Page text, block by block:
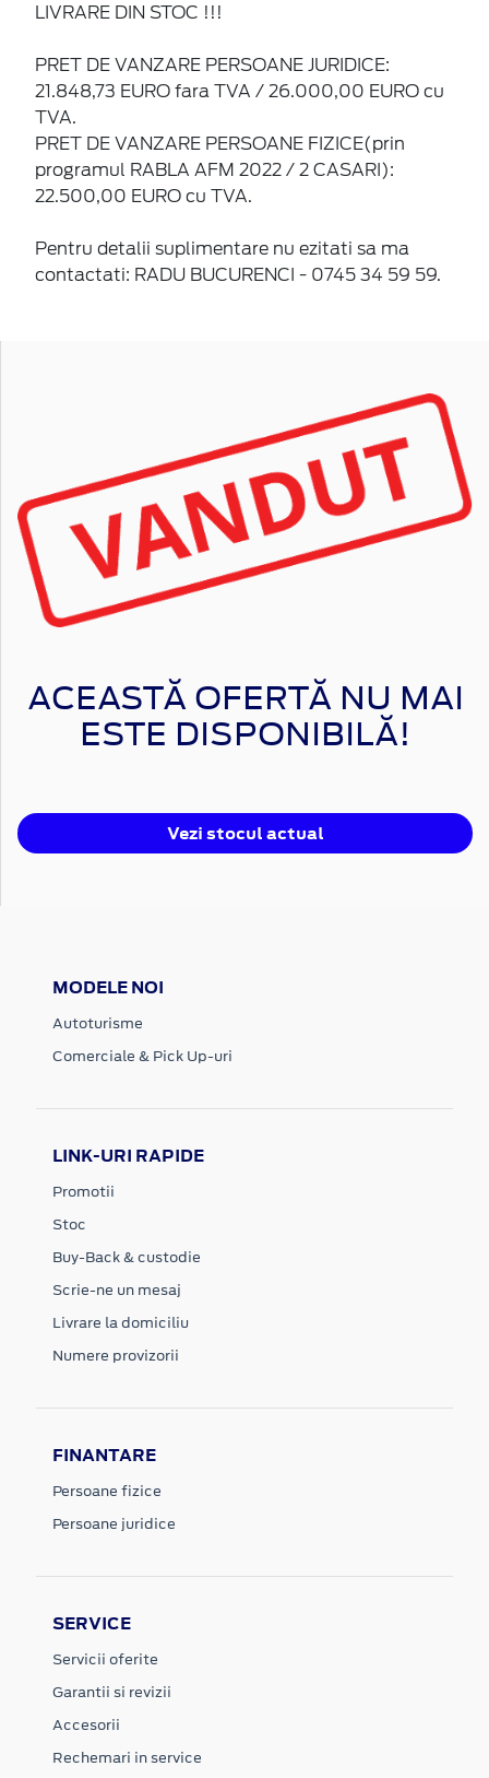
LIVRARE DIN STOC !!!
PRET DE VANZARE PERSOANE JURIDICE:
21.848,73 EURO fara TVA / 26.000,00 EURO cu
TVA.
PRET DE VANZARE PERSOANE FIZICE(prin
programul RABLA AFM 2022 / 2 CASARI):
22.500,00 EURO cu TVA.
Pentru detalii suplimentare nu ezitati sa ma
contactati: RADU BUCURENCI - 0745 34 59 59.
ACEASTĂ OFERTĂ NU MAI
ESTE DISPONIBILĂ!
Vezi stocul actual
MODELE NOI
Autoturisme
Comerciale & Pick Up-uri
LINK-URI RAPIDE
Promotii
Stoc
Buy-Back & custodie
Scrie-ne un mesaj
Livrare la domiciliu
Numere provizorii
FINANTARE
Persoane fizice
Persoane juridice
SERVICE
Servicii oferite
Garantii si revizii
Accesorii
Rechemari in service